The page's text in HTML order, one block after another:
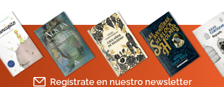
Regístrate en nuestro newsletter